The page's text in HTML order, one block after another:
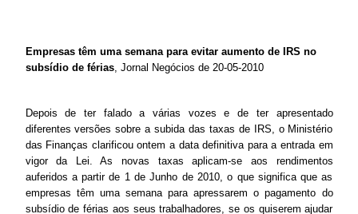
Empresas têm uma semana para evitar aumento de IRS no
subsídio de férias, Jornal Negócios de 20-05-2010
Depois de ter falado a várias vozes e de ter apresentado
diferentes versões sobre a subida das taxas de IRS, o Ministério
das Finanças clarificou ontem a data definitiva para a entrada em
vigor da Lei. As novas taxas aplicam-se aos rendimentos
auferidos a partir de 1 de Junho de 2010, o que significa que as
empresas têm uma semana para apressarem o pagamento do
subsídio de férias aos seus trabalhadores, se os quiserem ajudar